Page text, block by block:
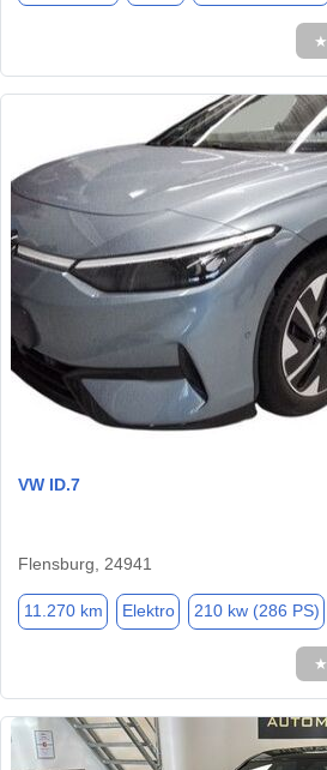
★
VW ID.7
Flensburg, 24941
11.270 km Elektro 210 kw (286 PS)
★